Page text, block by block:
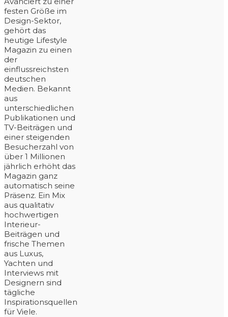
festen Größe im
Design-Sektor,
gehört das
heutige Lifestyle
Magazin zu einen
der
einflussreichsten
deutschen
Medien. Bekannt
aus
unterschiedlichen
Publikationen und
TV-Beiträgen und
einer steigenden
Besucherzahl von
über 1 Millionen
jährlich erhöht das
Magazin ganz
automatisch seine
Präsenz. Ein Mix
aus qualitativ
hochwertigen
Interieur-
Beiträgen und
frische Themen
aus Luxus,
Yachten und
Interviews mit
Designern sind
tägliche
Inspirationsquellen
für Viele.